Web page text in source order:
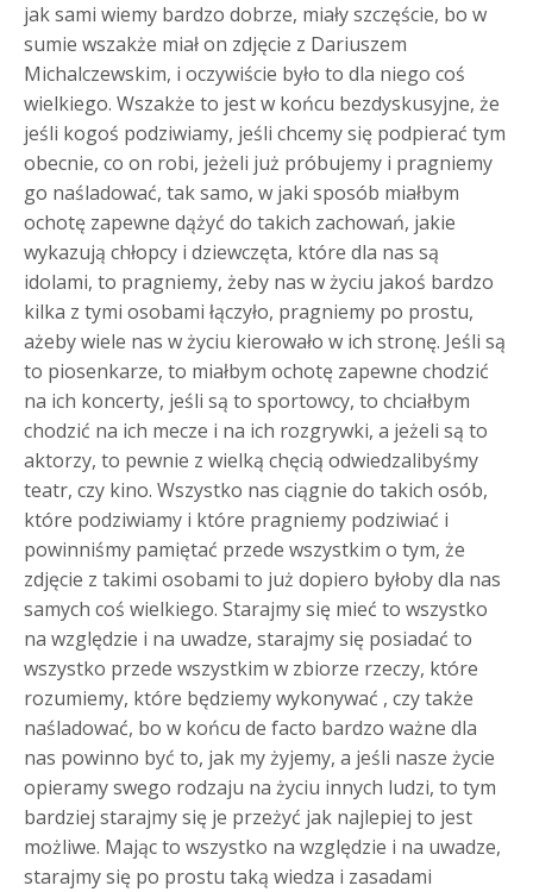
jak sami wiemy bardzo dobrze, miały szczęście, bo w
sumie wszakże miał on zdjęcie z Dariuszem
Michalczewskim, i oczywiście było to dla niego coś
wielkiego. Wszakże to jest w końcu bezdyskusyjne, że
jeśli kogoś podziwiamy, jeśli chcemy się podpierać tym
obecnie, co on robi, jeżeli już próbujemy i pragniemy
go naśladować, tak samo, w jaki sposób miałbym
ochotę zapewne dążyć do takich zachowań, jakie
wykazują chłopcy i dziewczęta, które dla nas są
idolami, to pragniemy, żeby nas w życiu jakoś bardzo
kilka z tymi osobami łączyło, pragniemy po prostu,
ażeby wiele nas w życiu kierowało w ich stronę. Jeśli są
to piosenkarze, to miałbym ochotę zapewne chodzić
na ich koncerty, jeśli są to sportowcy, to chciałbym
chodzić na ich mecze i na ich rozgrywki, a jeżeli są to
aktorzy, to pewnie z wielką chęcią odwiedzalibyśmy
teatr, czy kino. Wszystko nas ciągnie do takich osób,
które podziwiamy i które pragniemy podziwiać i
powinniśmy pamiętać przede wszystkim o tym, że
zdjęcie z takimi osobami to już dopiero byłoby dla nas
samych coś wielkiego. Starajmy się mieć to wszystko
na względzie i na uwadze, starajmy się posiadać to
wszystko przede wszystkim w zbiorze rzeczy, które
rozumiemy, które będziemy wykonywać , czy także
naśladować, bo w końcu de facto bardzo ważne dla
nas powinno być to, jak my żyjemy, a jeśli nasze życie
opieramy swego rodzaju na życiu innych ludzi, to tym
bardziej starajmy się je przeżyć jak najlepiej to jest
możliwe. Mając to wszystko na względzie i na uwadze,
starajmy się po prostu taką wiedza i zasadami